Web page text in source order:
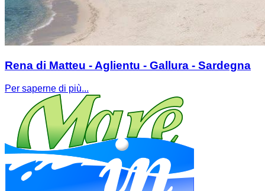
Rena di Matteu - Aglientu - Gallura - Sardegna
Per saperne di più...